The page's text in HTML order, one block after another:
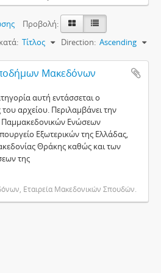
Προβολή:
Τίτλος Direction: Ascending
Μακεδόνων
αυτή εντάσσεται ο
αρχείου. Περιλαμβάνει την
Ενώσεων
Εξωτερικών της Ελλάδας,
Θράκης καθώς και των
της
Εταιρεία Μακεδονικών Σπουδών.